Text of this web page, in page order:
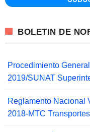
BOLETIN DE
Procedimiento
2019/SUNAT
Reglamento Nacional
2018-MTC